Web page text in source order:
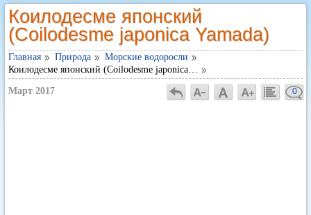
Коилодесме японский
(Coilodesme japonica Yamada)
Главная Природа
Морские водоросли
Коилодесме японский (Coilodesme japonica…
Март 2017 0